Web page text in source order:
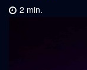
2 min.